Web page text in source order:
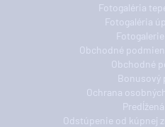
Fotogaléria
Fotogaléria
Obchodné
Obchodné
Bonusový
Ochrana
Odstúpenie od kúpnej